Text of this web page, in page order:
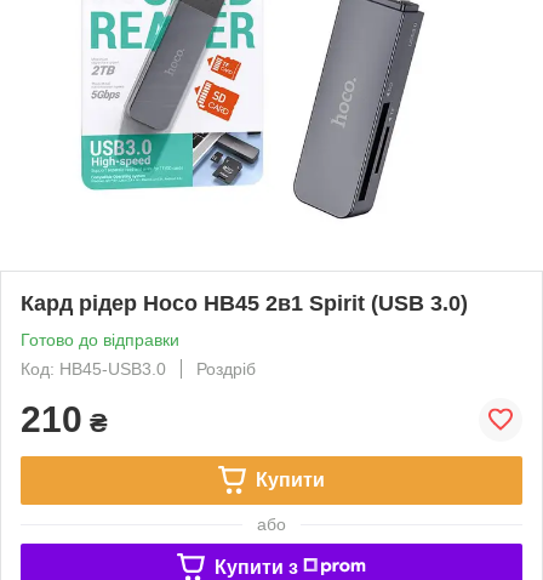
Кард рідер Hoco HB45 2в1 Spirit (USB 3.0)
Готово до відправки
Код: HB45-USB3.0
Роздріб
210 ₴
Купити
або
Купити з